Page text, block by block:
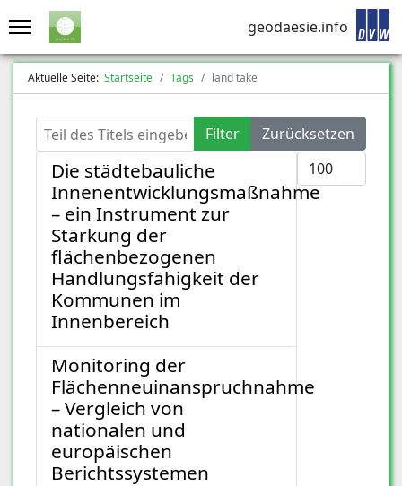
geodaesie.info
Aktuelle Seite: Startseite Tags land take
Teil des Titels eingeben Filter
Zurücksetzen
Anzeige #
Die städtebauliche
Innenentwicklungsmaßnahme
– ein Instrument zur
Stärkung der
flächenbezogenen
Handlungsfähigkeit der
Kommunen im
Innenbereich
Monitoring der
Flächenneuinanspruchnahme
– Vergleich von
nationalen und
europäischen
Berichtssystemen